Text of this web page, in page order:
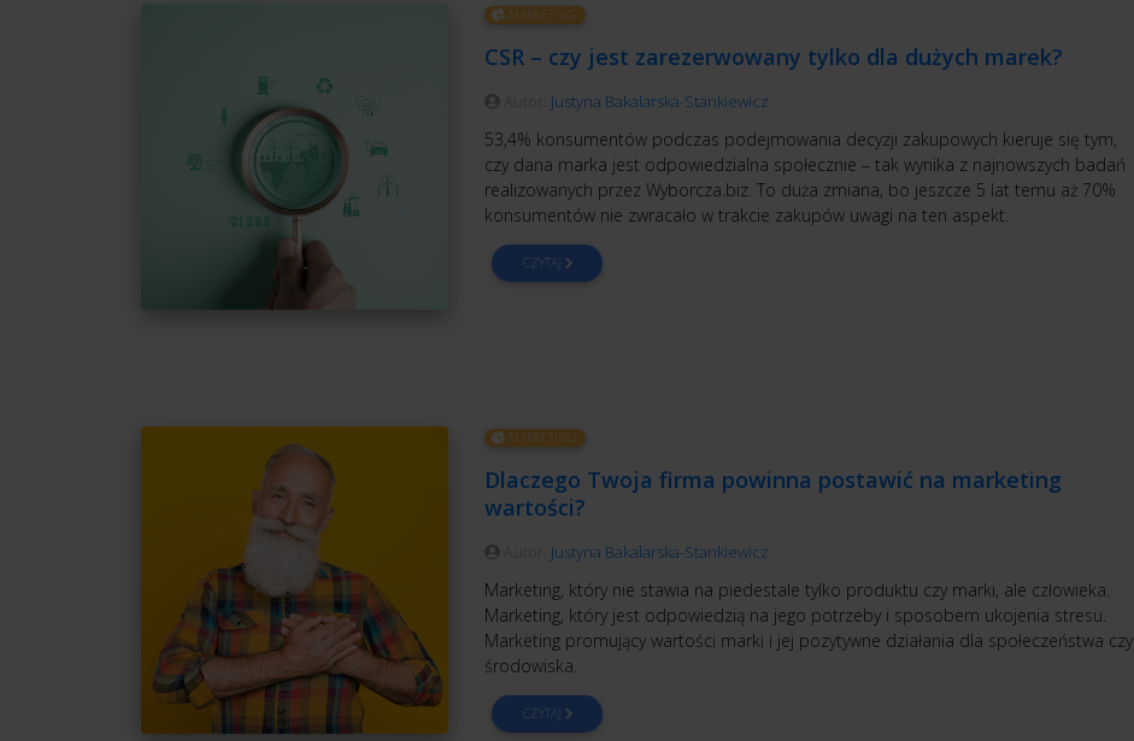
MARKETING
CSR – czy jest zarezerwowany tylko dla dużych marek?
Justyna Bakalarska-Stankiewicz
53,4% konsumentów podczas podejmowania decyzji zakupowych kieruje się tym,
czy dana marka jest odpowiedzialna społecznie – tak wynika z najnowszych badań
realizowanych przez Wyborcza.biz. To duża zmiana, bo jeszcze 5 lat temu aż 70%
konsumentów nie zwracało w trakcie zakupów uwagi na ten aspekt.
CZYTAJ
MARKETING
Dlaczego Twoja firma powinna postawić na marketing
wartości?
Justyna Bakalarska-Stankiewicz
Marketing, który nie stawia na piedestale tylko produktu czy marki, ale człowieka.
Marketing, który jest odpowiedzią na jego potrzeby i sposobem ukojenia stresu.
Marketing promujący wartości marki i jej pozytywne działania dla społeczeństwa czy
środowiska.
CZYTAJ